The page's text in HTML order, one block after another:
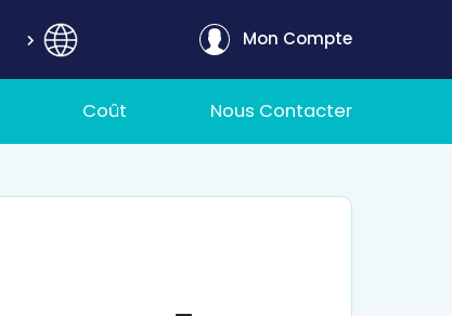
Mon Compte
Coût Nous Contacter